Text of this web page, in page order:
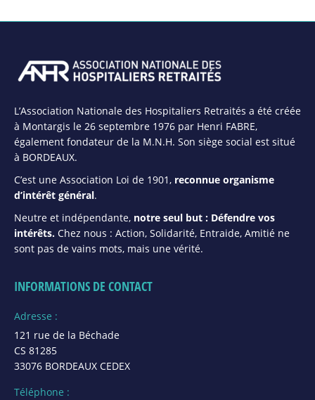
L’Association Nationale des Hospitaliers Retraités a été créée
à Montargis le 26 septembre 1976 par Henri FABRE,
également fondateur de la M.N.H. Son siège social est situé
à BORDEAUX.
C’est une Association Loi de 1901, reconnue organisme
d’intérêt général.
Neutre et indépendante, notre seul but : Défendre vos
intérêts. Chez nous : Action, Solidarité, Entraide, Amitié ne
sont pas de vains mots, mais une vérité.
INFORMATIONS DE CONTACT
Adresse :
121 rue de la Béchade
CS 81285
33076 BORDEAUX CEDEX
Téléphone :